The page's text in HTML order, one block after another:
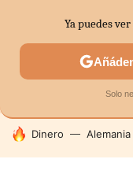
SECTORES
HOY SE HABLA DE
Dinero Alemania
Ya puedes
Solo